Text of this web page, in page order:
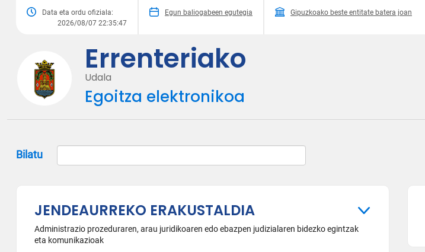
Errenteriako
Udala
Egoitza elektronikoa
Data eta ordu ofiziala:
2026/08/07 22:35:47
Egun baliogabeen egutegia Gipuzkoako beste entitate batera joan
Bilatu
JENDEAURREKO ERAKUSTALDIA
Administrazio prozeduraren, arau juridikoaren edo ebazpen judizialaren bidezko egintzak
eta komunikazioak